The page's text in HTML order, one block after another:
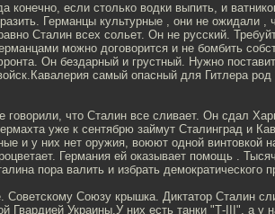
конечно, если столько водки выпить, и
Германцы культурные , они не ожидали ,
Сталин всех сольет. Он не русский.
можно договорится и не бомбить
Он бездарный и грустный. Нужно
самый опасный для Гитлера
что Сталин все сливает. Он сдал
уже к сентябрю займут Сталинград и
и у них нет оружия, воюют одной винтовкой
Германия ей оказывает помощь .
пора валить и избрать демократического
Советскому Союзу крышка. Диктатор Сталин
Гвардией Украины.У них есть танки "Т-III", а у